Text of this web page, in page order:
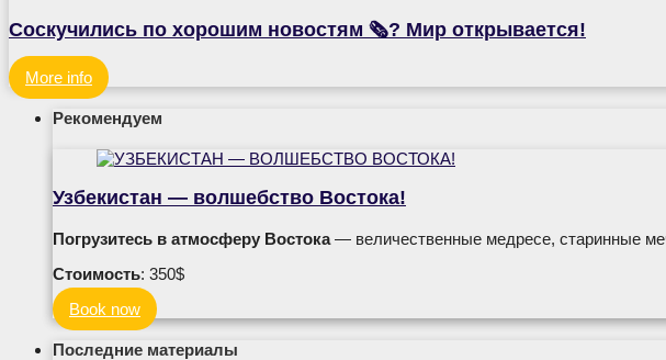
Соскучились по хорошим новостям 🗞️? Мир открывается!
More info
Рекомендуем
Узбекистан — волшебство Востока!
Погрузитесь в атмосферу Востока— величественные медресе, старинные
Стоимость: 350$
Book now
Последние материалы